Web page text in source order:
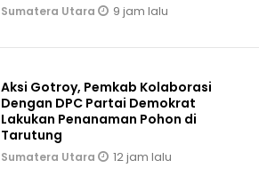
Sumatera Utara 9 jam lalu
Aksi Gotroy, Pemkab ‎Kolaborasi
Dengan DPC Partai Demokrat
Lakukan Penanaman Pohon di
Tarutung
Sumatera Utara 12 jam lalu